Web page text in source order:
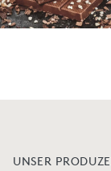
UNSER